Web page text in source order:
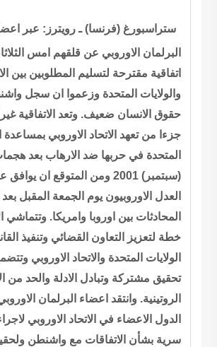
ستراسبورغ (فرنسا) ـ رويترز: عبر
البرلمان الاوروبي عن قلقهم امس
اتفاقية مقترحة لتسليم المطلوبين بين
والولايات المتحدة وزعموا ان سجل
حقوق الانسان ضعيف. وتعد الاتفاقية
جزءا من تعهد الاتحاد الاوروبي بمساعدة
(سبتمبر) 2001 ومن المتوقع ان
العدل الاوروبيون يوم الجمعة المقبل
المحادثات بين اوروبا وامريكا. وتتماشي
خطة لتعزيز التعاون القضائي وتنفيذ
الولايات المتحدة والاتحاد الاوروبي
تحقيق مشتركة وتبادل الادلة والحد من
الروتينية. وانتقد اعضاء البرلمان
الدول الاعضاء في الاتحاد الاوروبي
سرية بشأن الاتفاقات مع واشنطن